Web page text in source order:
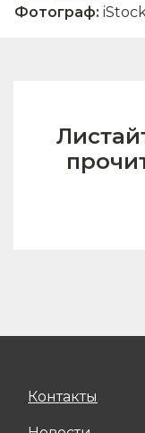
Фотограф:
Контакты